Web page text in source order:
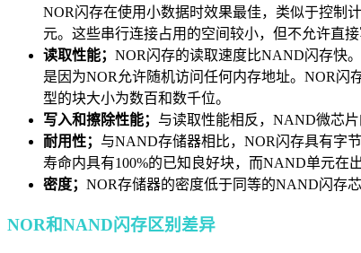
NOR闪存在使用小数据时效果最佳，类似于控制
元。这些串行连接占用的空间较小，但不允许直接
读取性能； NOR闪存的读取速度比NAND闪存快
是因为NOR允许随机访问任何内存地址。NOR
型的块大小为数百和数千位。
写入和擦除性能； 与读取性能相反，NAND微芯
耐用性； 与NAND存储器相比，NOR闪存具有字
寿命内具有100%的已知良好块，而NAND单元在
密度； NOR存储器的密度低于同等的NAND闪存
NOR和NAND闪存区别差异